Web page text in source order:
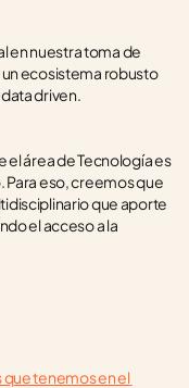
en nuestra toma de
ecosistema robusto
driven.
el área de Tecnología es
eso, creemos que
que aporte
el acceso a la
tenemos en el